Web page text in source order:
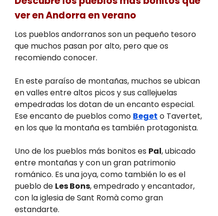
ver en Andorra en verano
Los pueblos andorranos son un pequeño tesoro
que muchos pasan por alto, pero que os
recomiendo conocer.
En este paraíso de montañas, muchos se ubican
en valles entre altos picos y sus callejuelas
empedradas los dotan de un encanto especial.
Ese encanto de pueblos como Beget o Tavertet,
en los que la montaña es también protagonista.
Uno de los pueblos más bonitos es Pal, ubicado
entre montañas y con un gran patrimonio
románico. Es una joya, como también lo es el
pueblo de Les Bons, empedrado y encantador,
con la iglesia de Sant Romà como gran
estandarte.